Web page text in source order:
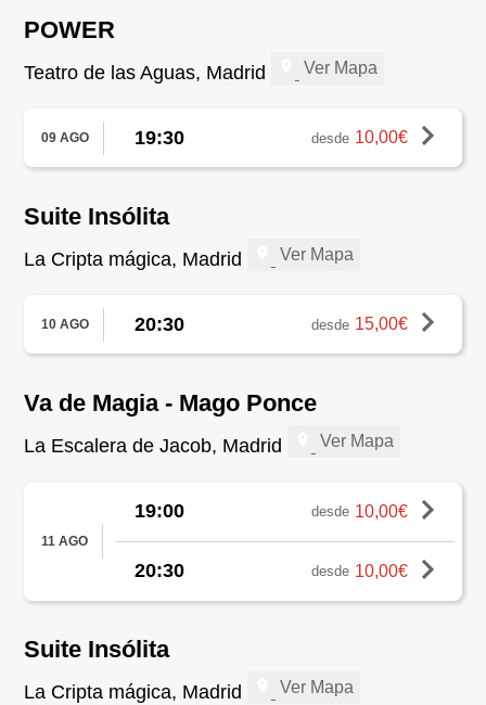
POWER
Teatro de las Aguas, Madrid Ver Mapa
09 AGO 19:30 desde 10,00€
Suite Insólita
La Cripta mágica, Madrid Ver Mapa
10 AGO 20:30 desde 15,00€
Va de Magia - Mago Ponce
La Escalera de Jacob, Madrid Ver Mapa
11 AGO
19:00 desde 10,00€
20:30 desde 10,00€
Suite Insólita
La Cripta mágica, Madrid Ver Mapa